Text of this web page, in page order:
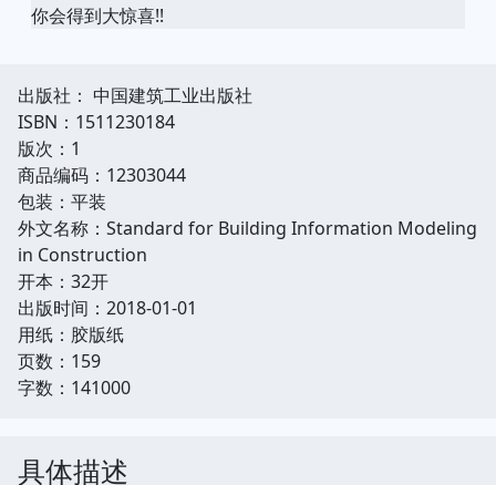
你会得到大惊喜!!
出版社： 中国建筑工业出版社
ISBN：1511230184
版次：1
商品编码：12303044
包装：平装
外文名称：Standard for Building Information Modeling
in Construction
开本：32开
出版时间：2018-01-01
用纸：胶版纸
页数：159
字数：141000
具体描述